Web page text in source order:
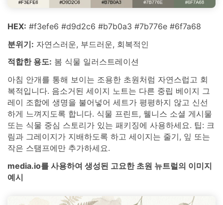
HEX: #f3efe6 #d9d2c6 #b7b0a3 #7b776e #6f7a68
분위기: 자연스러운, 부드러운, 회복적인
적합한 용도: 봄 식물 일러스트레이션
아침 안개를 통해 보이는 조용한 초원처럼 자연스럽고 회
복적입니다. 음소거된 세이지 노트는 다른 중립 베이지 그
레이 조합에 생명을 불어넣어 세트가 평평하지 않고 신선
하게 느껴지도록 합니다. 식물 프린트, 웰니스 소셜 게시물
또는 식물 중심 스토리가 있는 패키징에 사용하세요. 팁: 크
림과 그레이지가 지배하도록 하고 세이지는 줄기, 잎 또는
작은 스탬프에만 추가하세요.
media.io를 사용하여 생성된 고요한 초원 뉴트럴의 이미지
예시